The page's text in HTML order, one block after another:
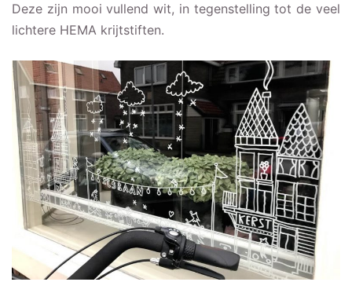
Deze zijn mooi vullend wit, in tegenstelling tot de veel
lichtere HEMA krijtstiften.